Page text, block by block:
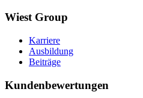
Wiest Group
Karriere
Ausbildung
Beiträge
Kundenbewertungen